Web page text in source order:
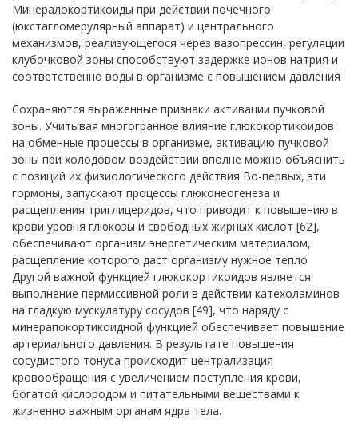
Минералокортикоиды при действии почечного
(юкстагломерулярный аппарат) и центрального
механизмов, реализующегося через вазопрессин, регуляции
клубочковой зоны способствуют задержке ионов натрия и
соответственно воды в организме с повышением давления
Сохраняются выраженные признаки активации пучковой
зоны. Учитывая многогранное влияние глюкокортикоидов
на обменные процессы в организме, активацию пучковой
зоны при холодовом воздействии вполне можно объяснить
с позиций их физиологического действия Во-первых, эти
гормоны, запускают процессы глюконеогенеза и
расщепления триглицеридов, что приводит к повышению в
крови уровня глюкозы и свободных жирных кислот [62],
обеспечивают организм энергетическим материалом,
расщепление которого даст организму нужное тепло
Другой важной функцией глюкокортикоидов является
выполнение пермиссивной роли в действии катехоламинов
на гладкую мускулатуру сосудов [49], что наряду с
минерапокортикоидной функцией обеспечивает повышение
артериального давления. В результате повышения
сосудистого тонуса происходит централизация
кровообращения с увеличением поступления крови,
богатой кислородом и питательными веществами к
жизненно важным органам ядра тела.